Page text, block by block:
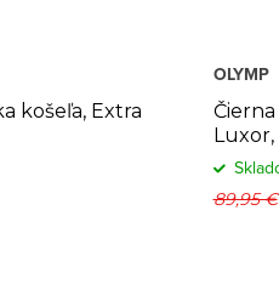
košeľa, Extra
OLYMP
89,95 €